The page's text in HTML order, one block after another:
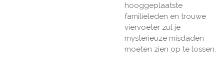
hooggeplaatste
familieleden en trouwe
viervoeter zul je
mysterieuze misdaden
moeten zien op te lossen.